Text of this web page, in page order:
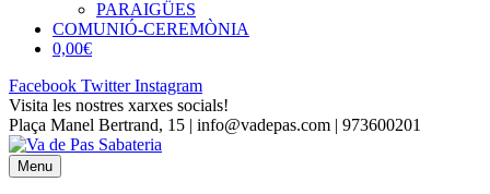
PARAIGÜES
COMUNIÓ-CEREMÒNIA
0,00€
Facebook Twitter Instagram
Visita les nostres xarxes socials!
Plaça Manel Bertrand, 15 | info@vadepas.com | 973600201
Menu